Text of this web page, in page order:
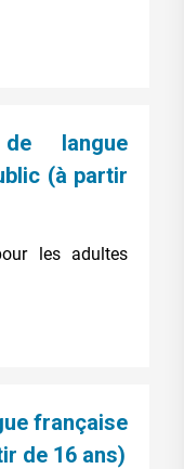
langue
(à partir
les adultes
française
de 16 ans)